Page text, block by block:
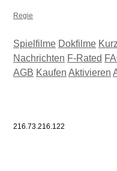
Regie
Spielfilme Dokfilme
Nachrichten F-Rated
AGB Kaufen Aktivieren
216.73.216.122